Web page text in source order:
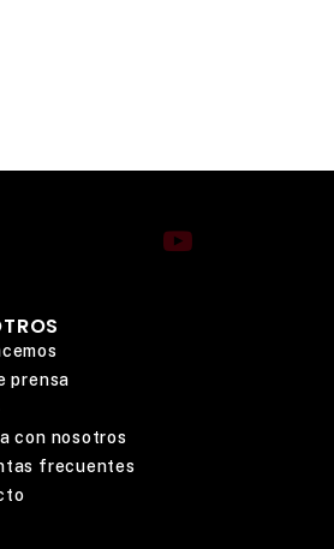
prensa
con nosotros
frecuentes